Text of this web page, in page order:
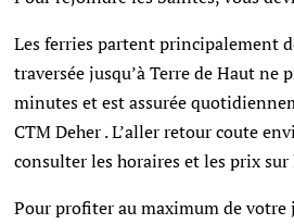
Les ferries partent principalement d
traversée jusqu’à Terre de Haut ne
minutes et est assurée
CTM Deher . L’aller retour coute
consulter les horaires et les prix
Pour profiter au maximum de votre